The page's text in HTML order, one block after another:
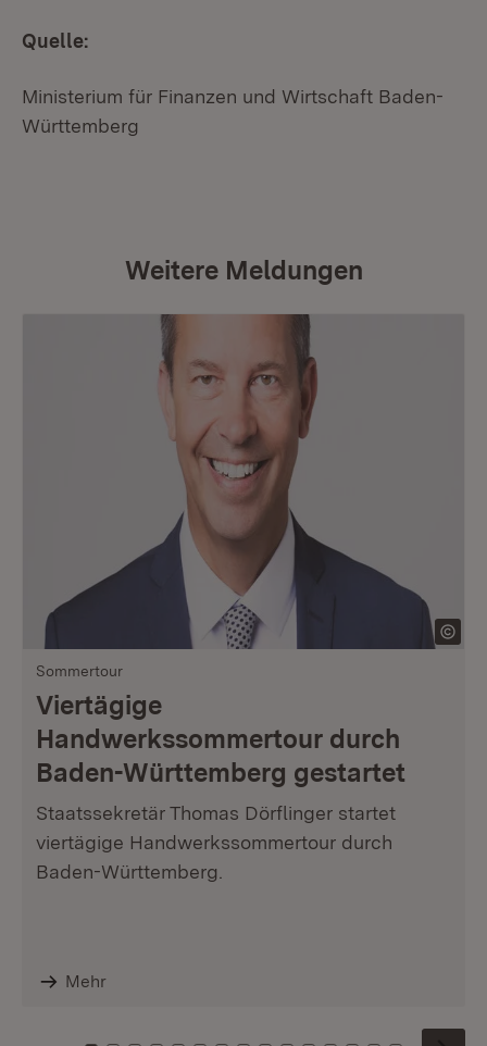
Quelle:
Ministerium für Finanzen und Wirtschaft Baden-
Württemberg
Weitere Meldungen
Sommertour
Viertägige
Handwerkssommertour durch
Baden-Württemberg gestartet
Staatssekretär Thomas Dörflinger startet
viertägige Handwerkssommertour durch
Baden-Württemberg.
Mehr